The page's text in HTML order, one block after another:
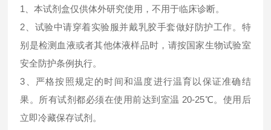
1、本试剂盒仅供体外研究使用，不用于临床诊断。
2、试验中请穿着实验服并戴乳胶手套做好防护工作。特
别是检测血液或者其他体液样品时，请按国家生物试验室
安全防护条例执行。
3、严格按照规定的时间和温度进行温育以保证准确结
果。所有试剂都必须在使用前达到室温 20-25℃。使用后
立即冷藏保存试剂。